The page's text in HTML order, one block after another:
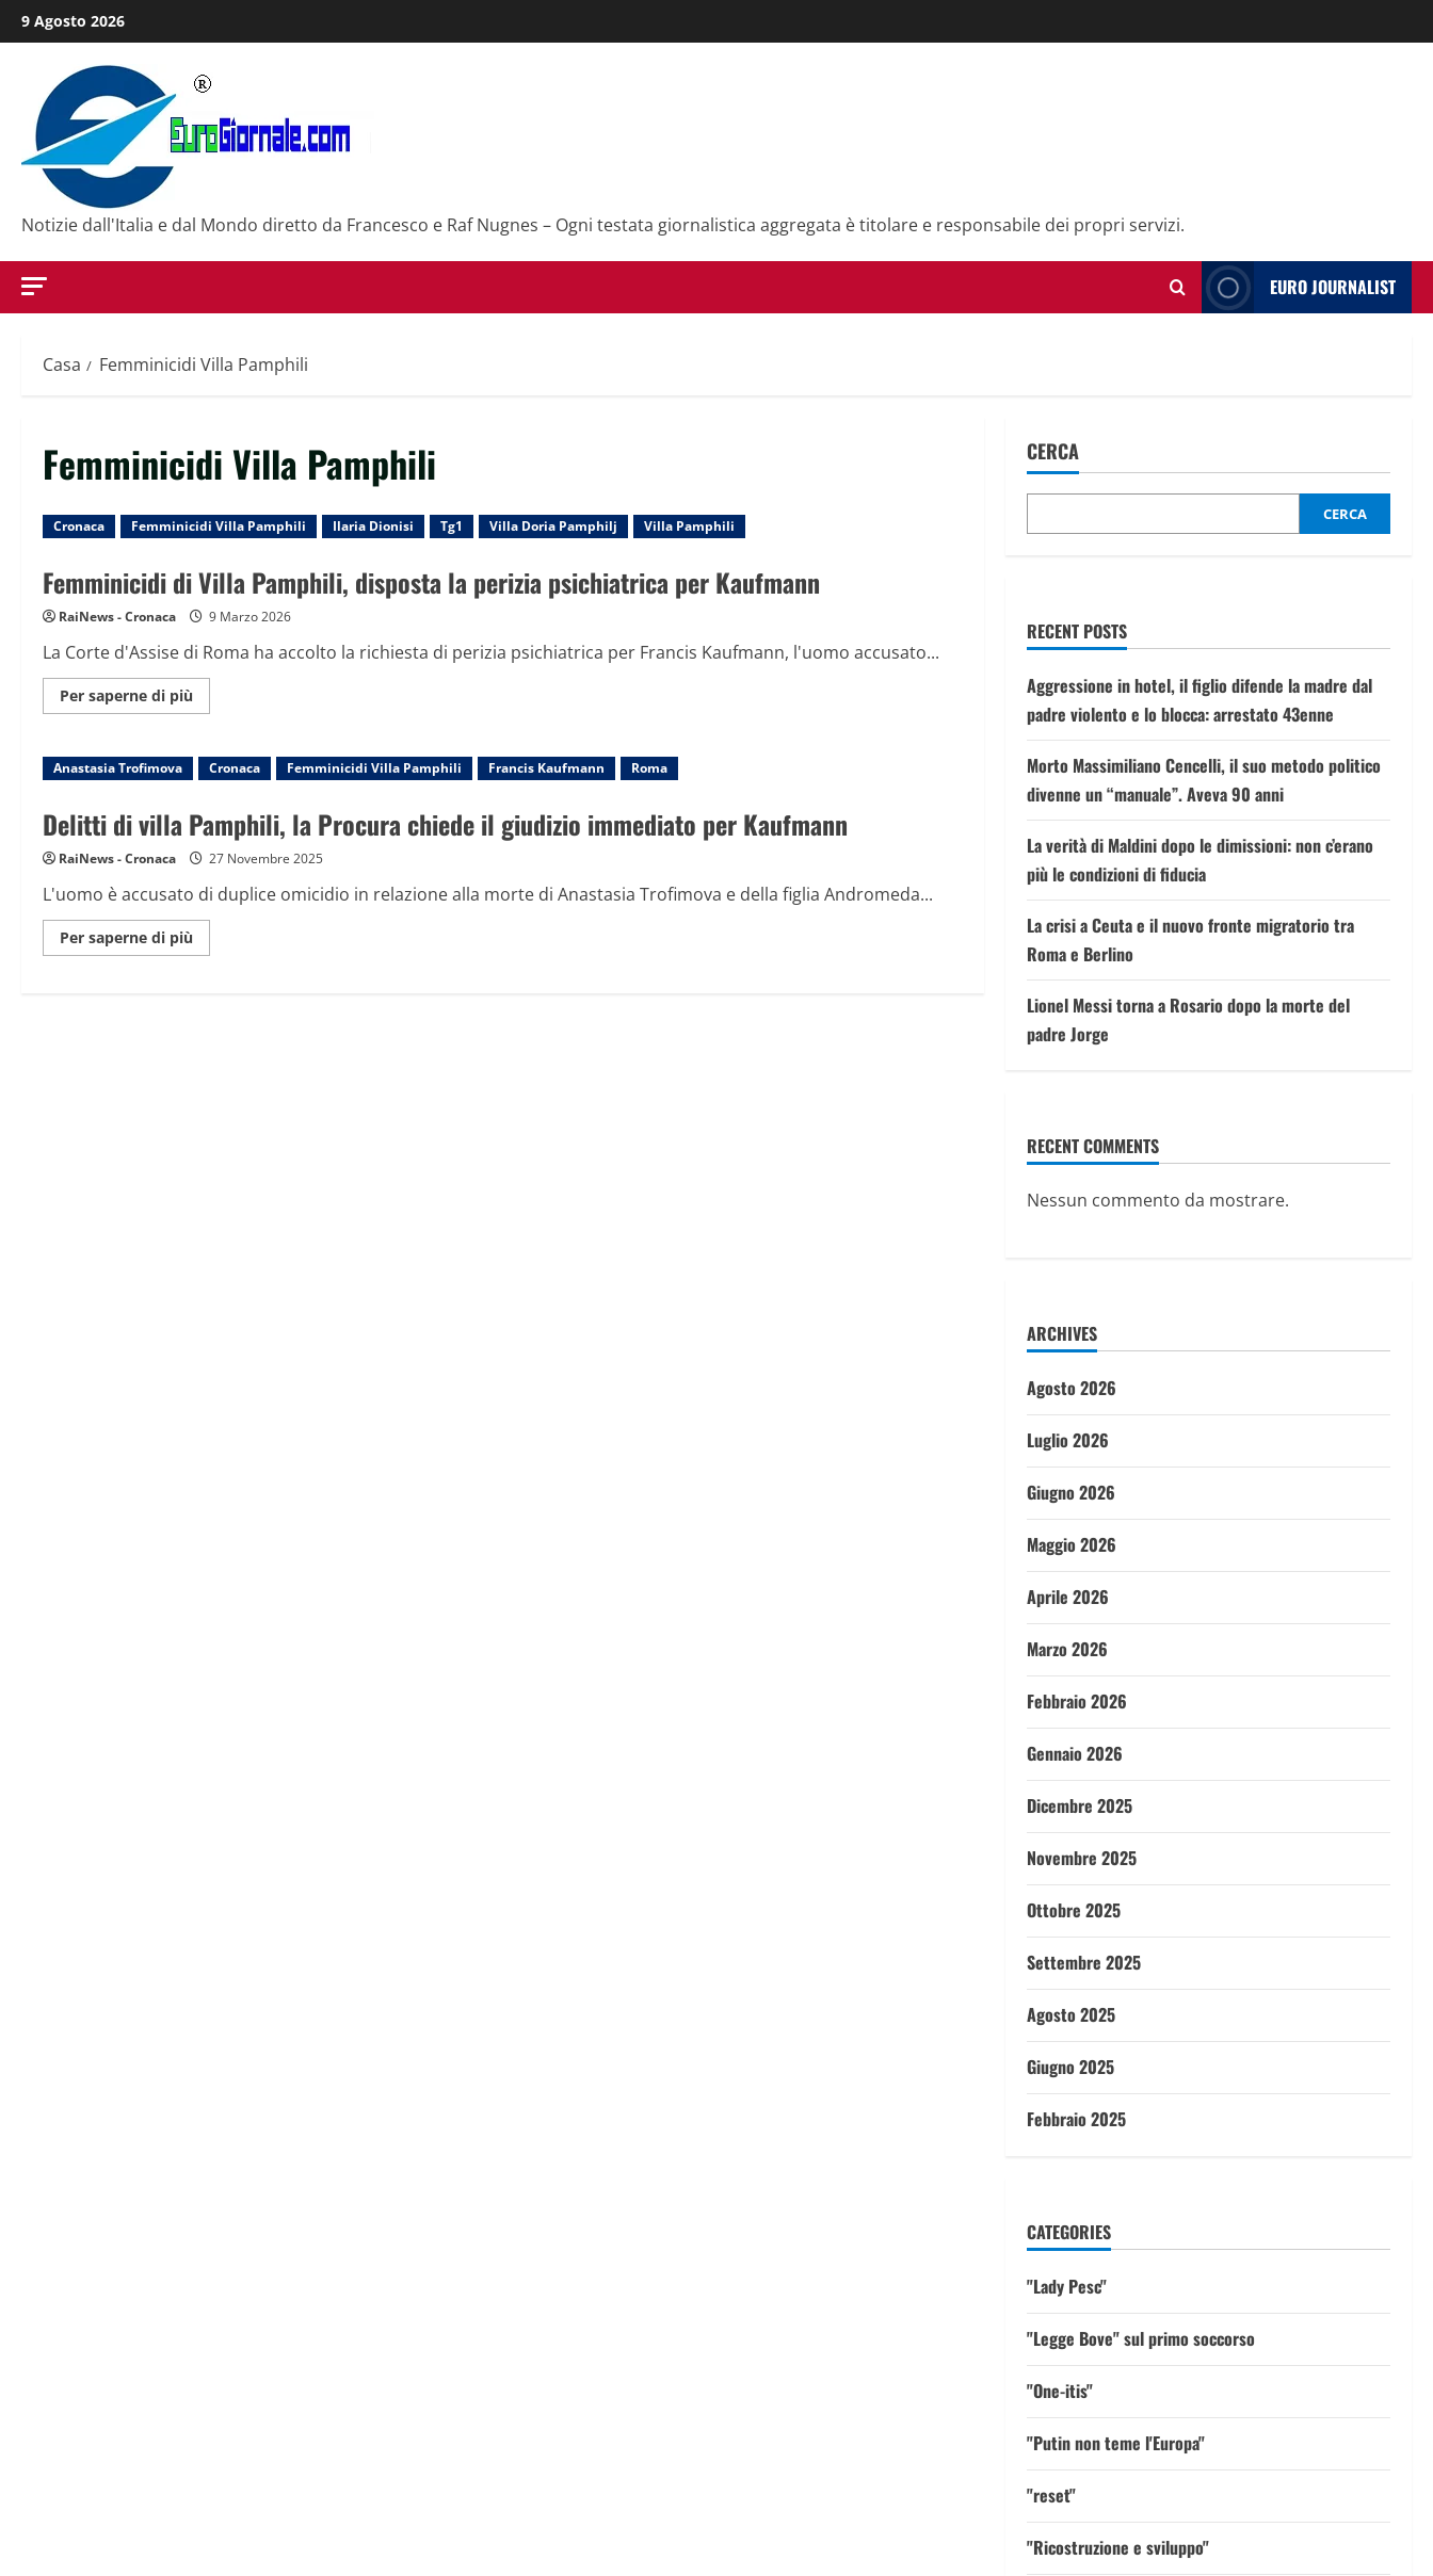
Salta
al
contenuto
9 Agosto 2026
Notizie dall'Italia e dal Mondo diretto da Francesco e Raf Nugnes – Ogni testata giornalistica aggregata è titolare e responsabile dei propri servizi.
EURO JOURNALIST
Casa Femminicidi Villa Pamphili
Femminicidi Villa Pamphili
Cronaca Femminicidi Villa Pamphili Ilaria Dionisi Tg1 Villa Doria Pamphilj Villa Pamphili
Femminicidi di Villa Pamphili, disposta la perizia psichiatrica per Kaufmann
RaiNews - Cronaca 9 Marzo 2026
La Corte d'Assise di Roma ha accolto la richiesta di perizia psichiatrica per Francis Kaufmann, l'uomo accusato...
Per saperne di più
informazioni
di
Villa
Pamphili,
la
perizia
psichiatrica
per
Anastasia Trofimova Cronaca Femminicidi Villa Pamphili Francis Kaufmann Roma
Delitti di villa Pamphili, la Procura chiede il giudizio immediato per Kaufmann
RaiNews - Cronaca 27 Novembre 2025
L'uomo è accusato di duplice omicidio in relazione alla morte di Anastasia Trofimova e della figlia Andromeda...
Per saperne di più
informazioni
CERCA
CERCA
RECENT POSTS
Aggressione in hotel, il figlio difende la madre dal
padre violento e lo blocca: arrestato 43enne
Morto Massimiliano Cencelli, il suo metodo politico
divenne un “manuale”. Aveva 90 anni
La verità di Maldini dopo le dimissioni: non c’erano
più le condizioni di fiducia
La crisi a Ceuta e il nuovo fronte migratorio tra
Roma e Berlino
Lionel Messi torna a Rosario dopo la morte del
padre Jorge
RECENT COMMENTS
Nessun commento da mostrare.
ARCHIVES
Agosto 2026
Luglio 2026
Giugno 2026
Maggio 2026
Aprile 2026
Marzo 2026
Febbraio 2026
Gennaio 2026
Dicembre 2025
Novembre 2025
Ottobre 2025
Settembre 2025
Agosto 2025
Giugno 2025
Febbraio 2025
CATEGORIES
"Lady Pesc"
"Legge Bove" sul primo soccorso
"One-itis"
"Putin non teme l'Europa"
"reset"
"Ricostruzione e sviluppo"